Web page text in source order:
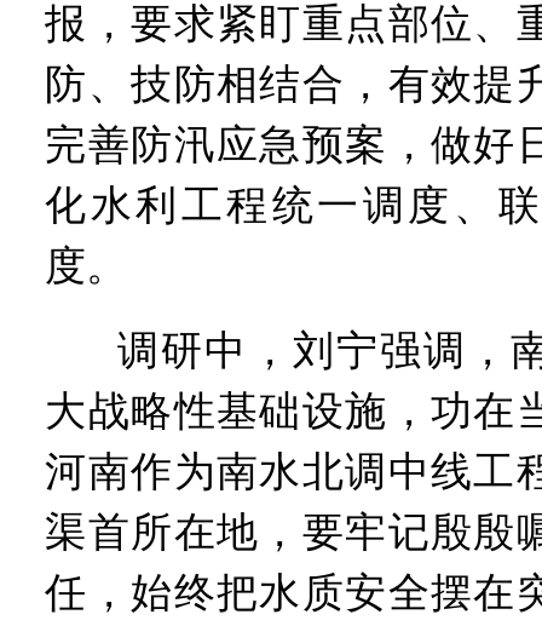
报，要求紧盯重点部位、
防、技防相结合，有效提
完善防汛应急预案，做好
化水利工程统一调度、
度。
调研中，刘宁强调，
大战略性基础设施，功在
河南作为南水北调中线工
渠首所在地，要牢记殷殷
任，始终把水质安全摆在